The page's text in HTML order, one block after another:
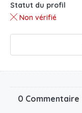
Statut du profil
Non vérifié
0 Commentaire